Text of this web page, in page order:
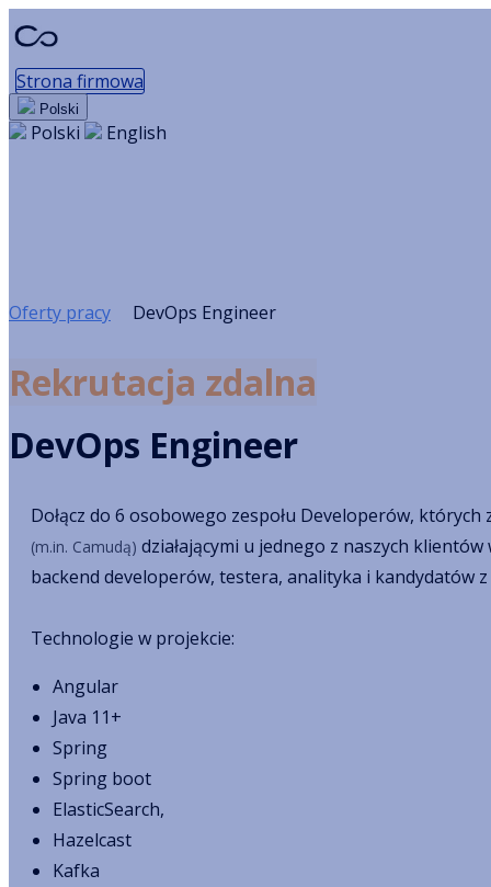
Strona firmowa
Polski
Polski English
Oferty pracy DevOps Engineer
Rekrutacja zdalna
DevOps Engineer
Dołącz do 6 osobowego zespołu Developerów,
(m.in. Camudą) działającymi u jednego z naszych
backend developerów, testera, analityka i kandydatów
Technologie w projekcie:
Angular
Java 11+
Spring
Spring boot
ElasticSearch,
Hazelcast
Kafka